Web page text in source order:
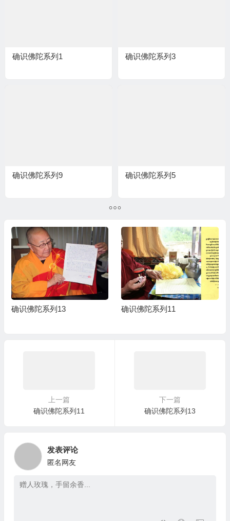
确识佛陀系列1 确识佛陀系列3
确识佛陀系列9 确识佛陀系列5
确识佛陀系列13 确识佛陀系列11
上一篇
确识佛陀系列11
下一篇
确识佛陀系列13
发表评论
匿名网友